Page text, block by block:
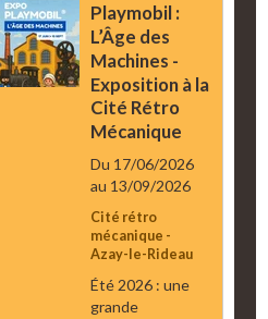
Playmobil :
L’Âge des
Machines -
Exposition à la
Cité Rétro
Mécanique
Du 17/06/2026
au 13/09/2026
Cité rétro
mécanique -
Azay-le-Rideau
Été 2026 : une
grande